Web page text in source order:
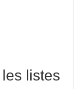
listes